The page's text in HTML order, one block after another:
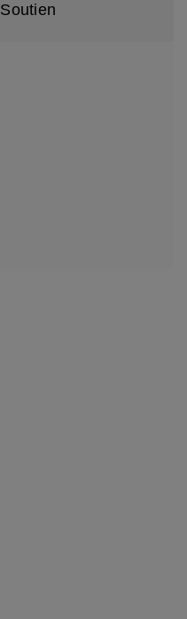
Soutien